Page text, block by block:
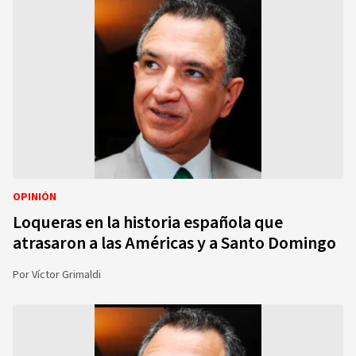
OPINIÓN
Loqueras en la historia española que
atrasaron a las Américas y a Santo Domingo
PorVíctor Grimaldi